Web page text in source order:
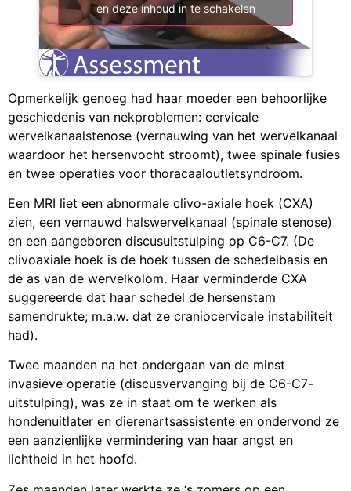
en deze inhoud in te schakelen
Opmerkelijk genoeg had haar moeder een behoorlijke
geschiedenis van nekproblemen: cervicale
wervelkanaalstenose (vernauwing van het wervelkanaal
waardoor het hersenvocht stroomt), twee spinale fusies
en twee operaties voor thoracaaloutletsyndroom.
Een MRI liet een abnormale clivo-axiale hoek (CXA)
zien, een vernauwd halswervelkanaal (spinale stenose)
en een aangeboren discusuitstulping op C6-C7. (De
clivoaxiale hoek is de hoek tussen de schedelbasis en
de as van de wervelkolom. Haar verminderde CXA
suggereerde dat haar schedel de hersenstam
samendrukte; m.a.w. dat ze craniocervicale instabiliteit
had).
Twee maanden na het ondergaan van de minst
invasieve operatie (discusvervanging bij de C6-C7-
uitstulping), was ze in staat om te werken als
hondenuitlater en dierenartsassistente en ondervond ze
een aanzienlijke vermindering van haar angst en
lichtheid in het hoofd.